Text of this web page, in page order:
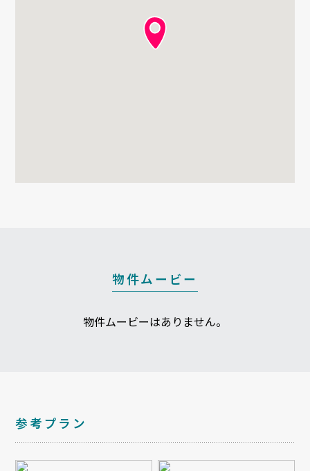
物件ムービー
物件ムービーはありません。
参考プラン